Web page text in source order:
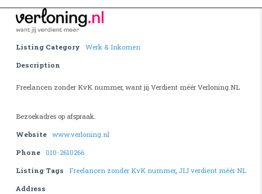
Listing Category Werk & Inkomen
Description
Freelancen zonder KvK nummer, want jij Verdient méér Verloning.NL
Bezoekadres op afspraak.
Website www.verloning.nl
Phone 010-2610266
Listing Tags Freelancen zonder KvK nummer, JIJ verdient méér NL
Address